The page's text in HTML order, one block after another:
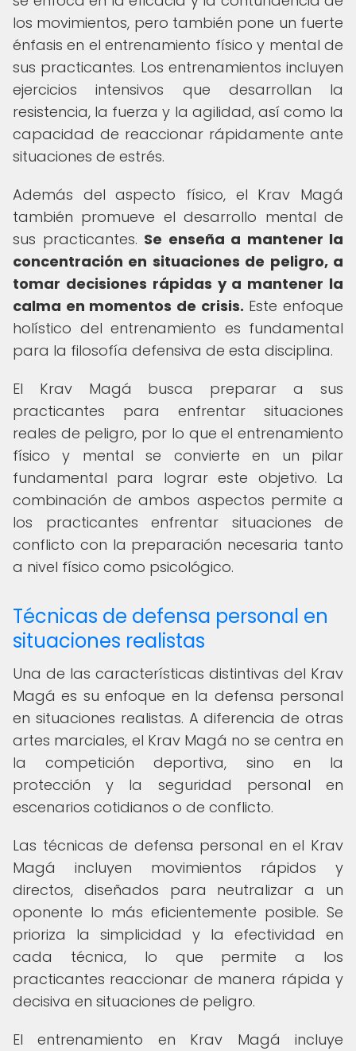
los movimientos, pero también pone un fuerte
énfasis en el entrenamiento físico y mental de
sus practicantes. Los entrenamientos incluyen
ejercicios intensivos que desarrollan la
resistencia, la fuerza y la agilidad, así como la
capacidad de reaccionar rápidamente ante
situaciones de estrés.
Además del aspecto físico, el Krav Magá
también promueve el desarrollo mental de
sus practicantes. Se enseña a mantener la
concentración en situaciones de peligro, a
tomar decisiones rápidas y a mantener la
calma en momentos de crisis. Este enfoque
holístico del entrenamiento es fundamental
para la filosofía defensiva de esta disciplina.
El Krav Magá busca preparar a sus
practicantes para enfrentar situaciones
reales de peligro, por lo que el entrenamiento
físico y mental se convierte en un pilar
fundamental para lograr este objetivo. La
combinación de ambos aspectos permite a
los practicantes enfrentar situaciones de
conflicto con la preparación necesaria tanto
a nivel físico como psicológico.
Técnicas de defensa personal en
situaciones realistas
Una de las características distintivas del Krav
Magá es su enfoque en la defensa personal
en situaciones realistas. A diferencia de otras
artes marciales, el Krav Magá no se centra en
la competición deportiva, sino en la
protección y la seguridad personal en
escenarios cotidianos o de conflicto.
Las técnicas de defensa personal en el Krav
Magá incluyen movimientos rápidos y
directos, diseñados para neutralizar a un
oponente lo más eficientemente posible. Se
prioriza la simplicidad y la efectividad en
cada técnica, lo que permite a los
practicantes reaccionar de manera rápida y
decisiva en situaciones de peligro.
El entrenamiento en Krav Magá incluye